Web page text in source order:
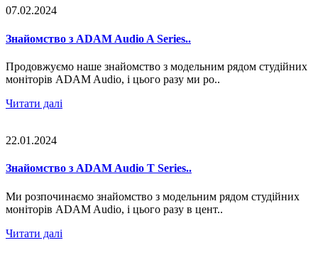
07.02.2024
Знайомство з ADAM Audio A Series..
Продовжуємо наше знайомство з модельним рядом студійних
моніторів ADAM Audio, і цього разу ми ро..
Читати далі
22.01.2024
Знайомство з ADAM Audio T Series..
Ми розпочинаємо знайомство з модельним рядом студійних
моніторів ADAM Audio, і цього разу в цент..
Читати далі